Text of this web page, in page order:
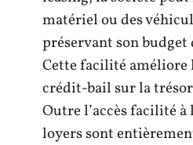
matériel ou des
préservant son budget
Cette facilité améliore
crédit-bail sur la
Outre l’accès facilité
loyers sont